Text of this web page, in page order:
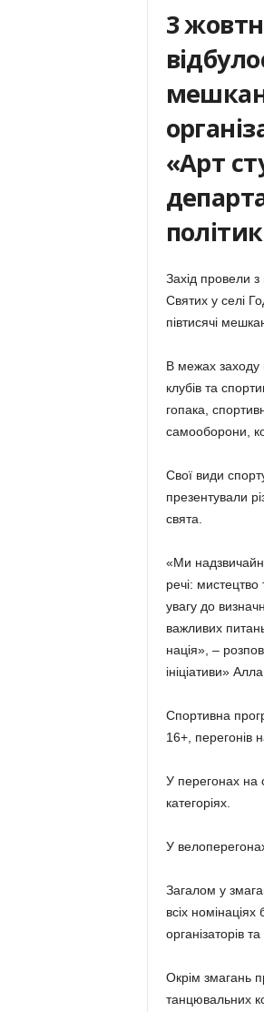
3
«Арт
Захід провели з
Святих у селі
півтисячі
В межах заходу
клубів та
гопака,
самооборони,
Свої види
презентували
свята.
«Ми
речі:
увагу до
важливих
нація», –
ініціативи»
Спортивна
16+, перегонів
У перегонах на
категоріях.
У
Загалом у
всіх
організаторів
Окрім змагань
танцювальних